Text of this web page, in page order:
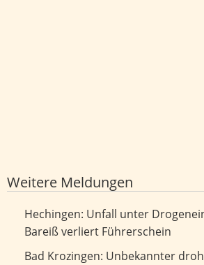
Weitere Meldungen
Unfall unter Drogeneinfluss:
Führerschein
Hechingen: Unfall unter
Bareiß verliert Führerschein
Unbekannter droht Seniorin und
Bad Krozingen: Unbekannter